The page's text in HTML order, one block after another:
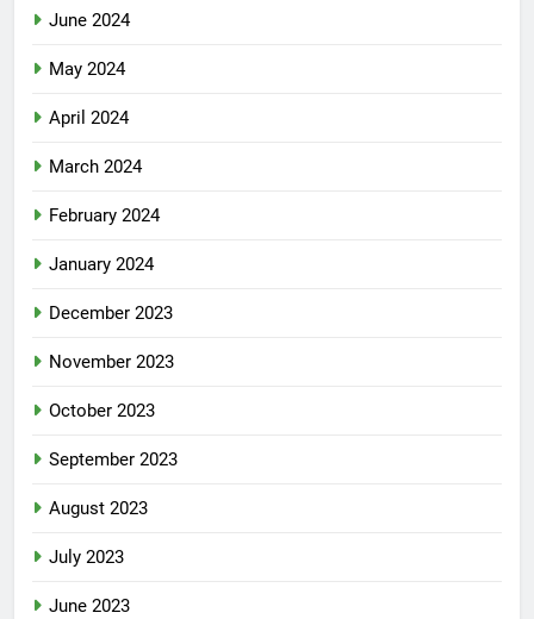
June 2024
May 2024
April 2024
March 2024
February 2024
January 2024
December 2023
November 2023
October 2023
September 2023
August 2023
July 2023
June 2023